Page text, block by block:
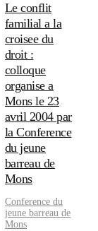
Le conflit
familial a la
croisee du
droit :
colloque
organise a
Mons le 23
avril 2004 par
la Conference
du jeune
barreau de
Mons
Conference du
jeune barreau de
Mons